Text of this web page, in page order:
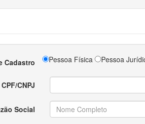
Cadastro Pessoa Física Pessoa
CPF/CNPJ
Social